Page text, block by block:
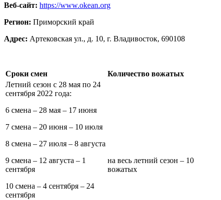
Веб-сайт: https://www.okean.org
Регион: Приморский край
Адрес: Артековская ул., д. 10, г. Владивосток, 690108
Сроки смен
Количество вожатых
Летний сезон с 28 мая по 24
сентября 2022 года:
6 смена – 28 мая – 17 июня
7 смена – 20 июня – 10 июля
8 смена – 27 июля – 8 августа
9 смена – 12 августа – 1
сентября
10 смена – 4 сентября – 24
сентября
на весь летний сезон – 10
вожатых